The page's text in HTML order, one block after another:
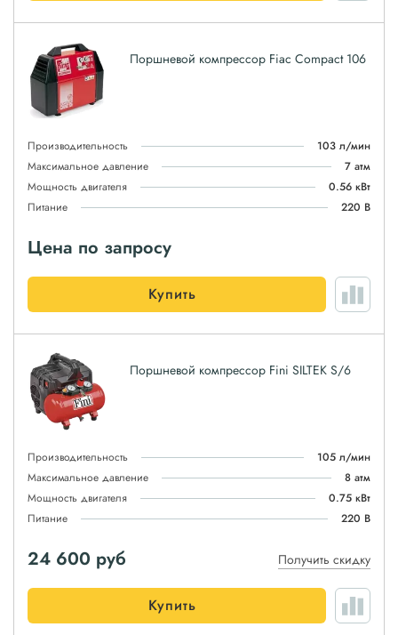
Поршневой компрессор Fiac Compact 106
Производительность
103 л/мин
Максимальное давление
7 атм
Мощность двигателя
0.56 кВт
Питание
220 В
Цена по запросу
Купить
Поршневой компрессор Fini SILTEK S/6
Производительность
105 л/мин
Максимальное давление
8 атм
Мощность двигателя
0.75 кВт
Питание
220 В
24 600 руб Получить скидку
Купить